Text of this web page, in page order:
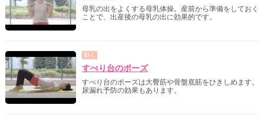
母乳の出をよくする母乳体操。産前から準備をしておく
ことで、出産後の母乳の出に効果的です。
動く
すべり台のポーズ
すべり台のポーズは大臀筋や骨盤底筋をひきしめます。
尿漏れ予防の効果もあります。